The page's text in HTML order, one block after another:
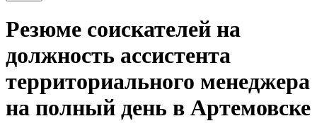
Резюме соискателей на
должность ассистента
территориального менеджера
на полный день в Артемовске